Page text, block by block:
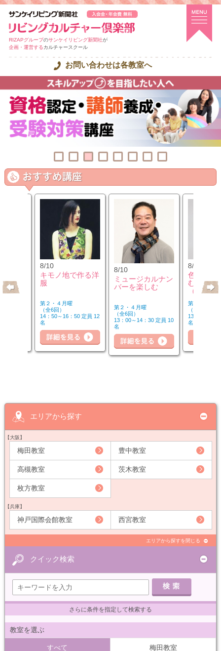
RIZAPグループのサンケイリビング新聞社が
企画・運営するカルチャースクール
お問い合わせは各教室へ
＆リ
8/10
キモノ地で作る洋
服
第２・４月曜
（全6回）
14：50～16：50 定員 12
名
8/10
ミュージカルナン
バーを楽しむ
第２・４月曜
（全6回）
13：00～14：30 定員 10
名
8/12
色のチカ
むカラー
（第2水
第２水曜
（全3回）
13：00～14
名
詳細を見る 詳細を見る
エリアから探す
【大阪】
梅田教室 豊中教室
高槻教室 茨木教室
枚方教室
【兵庫】
神戸国際会館教室 西宮教室
エリアから探すを閉じる
クイック検索
さらに条件を指定して検索する
教室を選ぶ
すべて 梅田教室